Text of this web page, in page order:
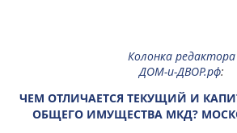
Колонка редактора
ДОМ-и-ДВОР.рф:
ЧЕМ ОТЛИЧАЕТСЯ ТЕКУЩИЙ И
ОБЩЕГО ИМУЩЕСТВА МКД?